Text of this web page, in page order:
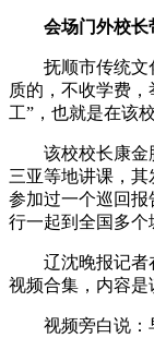
会场门外校长
抚顺市传统文化
质的，不收学费
工”，也就是在该
该校校长康金胜
三亚等地讲课，
参加过一个巡回报
行一起到全国多个
辽沈晚报记者在
视频合集，内容是
视频旁白说：早